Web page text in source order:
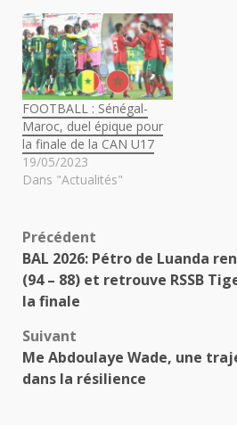
FOOTBALL : Sénégal-
Maroc, duel épique pour
la finale de la CAN U17
19/05/2023
Dans "Actualités"
Navigation
d’article
Précédent
BAL 2026: Pétro de Luanda
(94 – 88) et retrouve RSSB
la finale
Suivant
Me Abdoulaye Wade, une
dans la résilience